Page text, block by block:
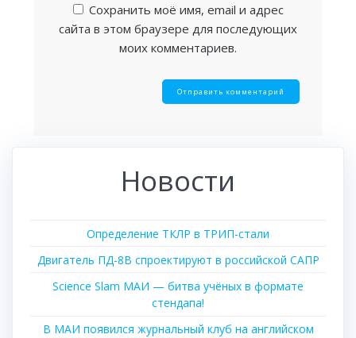
Сохранить моё имя, email и адрес
сайта в этом браузере для последующих
моих комментариев.
Новости
Определение ТКЛР в ТРИП-стали
Двигатель ПД-8В спроектируют в российской САПР
Science Slam МАИ — битва учёных в формате
стендапа!
В МАИ появился журнальный клуб на английском